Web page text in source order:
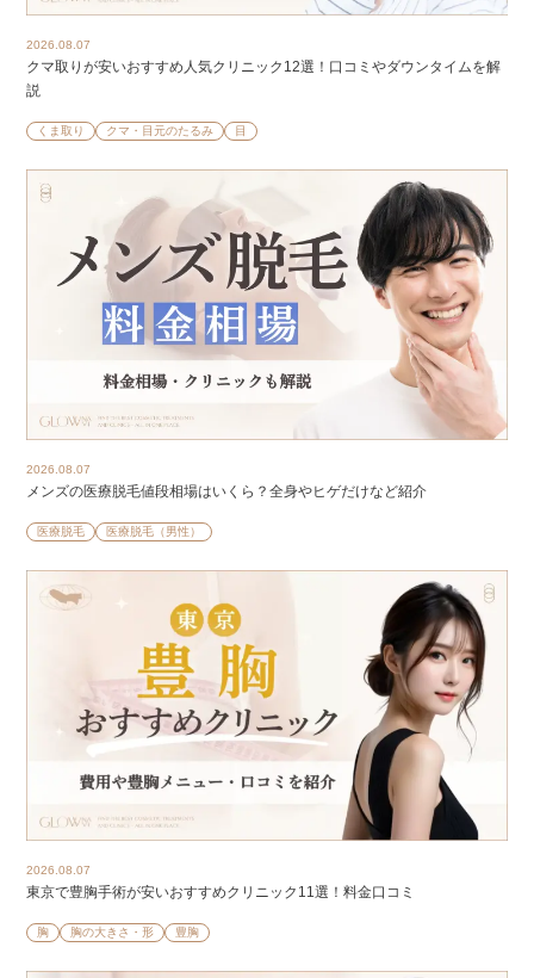
2026.08.07
クマ取りが安いおすすめ人気クリニック12選！口コミやダウンタイムを解
説
くま取り クマ・目元のたるみ 目
2026.08.07
メンズの医療脱毛値段相場はいくら？全身やヒゲだけなど紹介
医療脱毛 医療脱毛（男性）
2026.08.07
東京で豊胸手術が安いおすすめクリニック11選！料金口コミ
胸 胸の大きさ・形 豊胸